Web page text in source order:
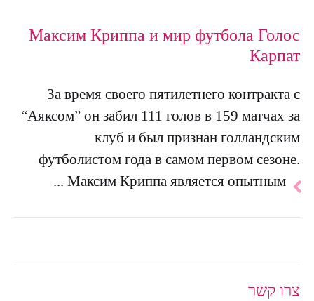
Максим Криппа и мир футбола Голос
Карпат
За время своего пятилетнего контракта с
“Аяксом” он забил 111 голов в 159 матчах за
клуб и был признан голландским
футболистом года в самом первом сезоне.
Максим Криппа является опытным ...
להמשך
צרו קשר